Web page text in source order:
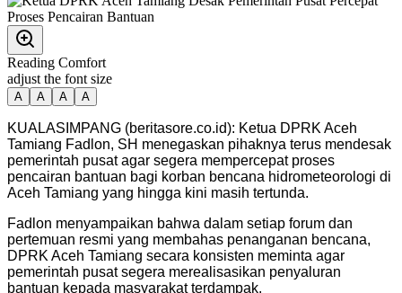
Reading Comfort
adjust the font size
A A A A
KUALASIMPANG (beritasore.co.id): Ketua DPRK Aceh
Tamiang Fadlon, SH menegaskan pihaknya terus mendesak
pemerintah pusat agar segera mempercepat proses
pencairan bantuan bagi korban bencana hidrometeorologi di
Aceh Tamiang yang hingga kini masih tertunda.
Fadlon menyampaikan bahwa dalam setiap forum dan
pertemuan resmi yang membahas penanganan bencana,
DPRK Aceh Tamiang secara konsisten meminta agar
pemerintah pusat segera merealisasikan penyaluran
bantuan kepada masyarakat terdampak.